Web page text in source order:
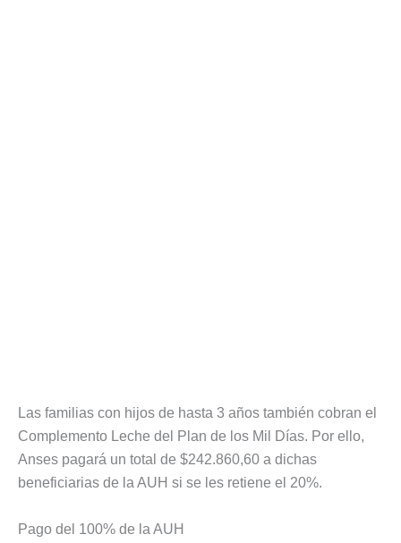
Las familias con hijos de hasta 3 años también cobran el
Complemento Leche del Plan de los Mil Días. Por ello,
Anses pagará un total de $242.860,60 a dichas
beneficiarias de la AUH si se les retiene el 20%.
Pago del 100% de la AUH